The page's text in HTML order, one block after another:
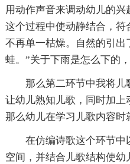
用动作声音来调动幼儿的
这个过程中使动静结合，
不再单一枯燥。自然的引出
蛙。”关于下雨是怎么下的
那么第二环节中我将
让幼儿熟知儿歌，同时加上
那么幼儿在学习儿歌内容时
在仿编诗歌这个环节中
空间，并结合儿歌结构使